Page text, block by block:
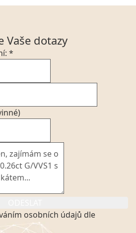
Vaše dotazy
*
osobních údajů dle